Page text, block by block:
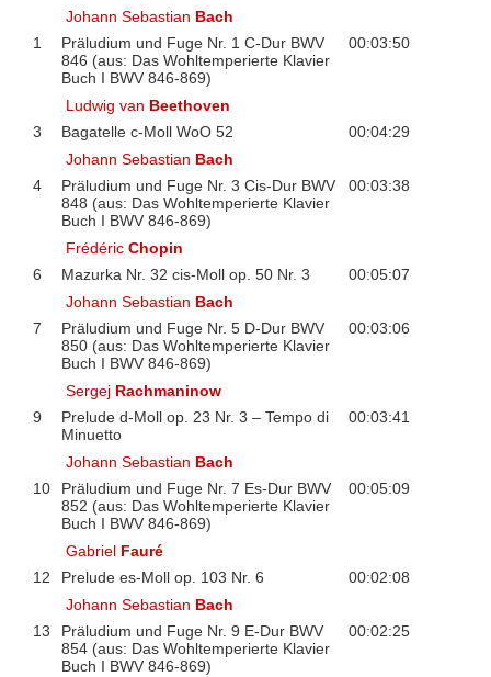
Johann Sebastian Bach
1
Präludium und Fuge Nr. 1 C-Dur BWV
846 (aus: Das Wohltemperierte Klavier
Buch I BWV 846-869)
00:03:50
Ludwig van Beethoven
3
Bagatelle c-Moll WoO 52
00:04:29
Johann Sebastian Bach
4
Präludium und Fuge Nr. 3 Cis-Dur BWV
848 (aus: Das Wohltemperierte Klavier
Buch I BWV 846-869)
00:03:38
FrédéricChopin
6
Mazurka Nr. 32 cis-Moll op. 50 Nr. 3
00:05:07
Johann Sebastian Bach
7
Präludium und Fuge Nr. 5 D-Dur BWV
850 (aus: Das Wohltemperierte Klavier
Buch I BWV 846-869)
00:03:06
Sergej Rachmaninow
9
Prelude d-Moll op. 23 Nr. 3 – Tempo di
Minuetto
00:03:41
Johann Sebastian Bach
10
Präludium und Fuge Nr. 7 Es-Dur BWV
852 (aus: Das Wohltemperierte Klavier
Buch I BWV 846-869)
00:05:09
Gabriel Fauré
12
Prelude es-Moll op. 103 Nr. 6
00:02:08
Johann Sebastian Bach
13
Präludium und Fuge Nr. 9 E-Dur BWV
854 (aus: Das Wohltemperierte Klavier
Buch I BWV 846-869)
00:02:25